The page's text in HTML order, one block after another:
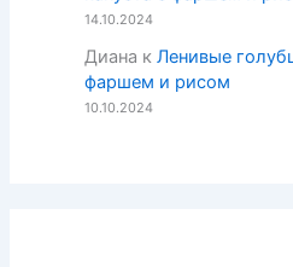
14.10.2024
Диана к Ленивые
фаршем и рисом
10.10.2024